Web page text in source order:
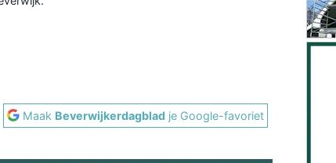
Maak Beverwijkerdagblad je Google-favoriet